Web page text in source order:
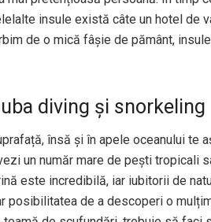
insule există câte un hotel de
de o mică fâșie de pământ,
diving și snorkeling
însă și în apele oceanului te
un număr mare de pești tropicali
este incredibilă, iar iubitorii de
posibilitatea de a descoperi o